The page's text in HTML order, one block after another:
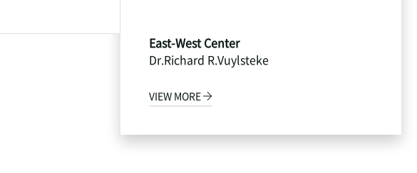
East-West Center
Dr.Richard R.Vuylsteke
VIEW MORE